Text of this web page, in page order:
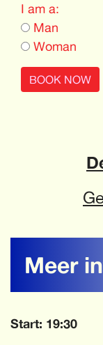
I am a:
Man
Woman
BOOK NOW
Meer
Start: 19:30